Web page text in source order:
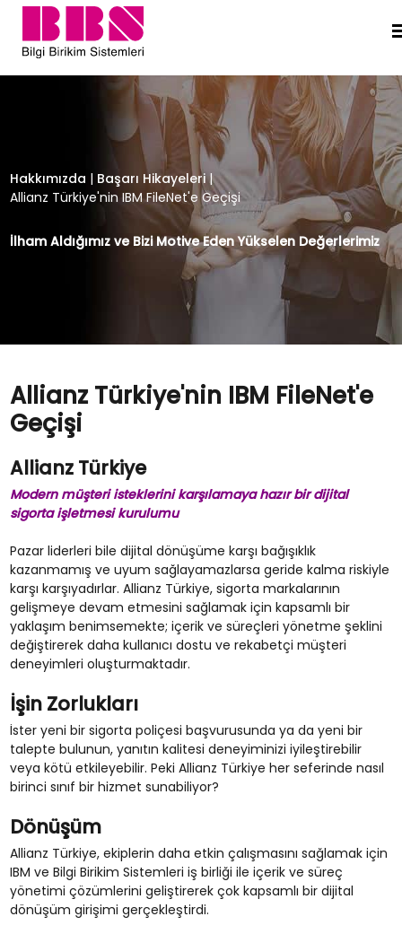
Allianz Türkiye'nin IBM FileNet'e
Hakkımızda | Başarı Hikayeleri|
Allianz Türkiye'nin IBM FileNet'e Geçişi
İlham Aldığımız ve Bizi Motive Eden Yükselen Değerlerimiz
Allianz Türkiye'nin IBM FileNet'e
Geçişi
Allianz Türkiye
Modern müşteri isteklerini karşılamaya hazır bir dijital
sigorta işletmesi kurulumu
Pazar liderleri bile dijital dönüşüme karşı bağışıklık
kazanmamış ve uyum sağlayamazlarsa geride kalma riskiyle
karşı karşıyadırlar. Allianz Türkiye, sigorta markalarının
gelişmeye devam etmesini sağlamak için kapsamlı bir
yaklaşım benimsemekte; içerik ve süreçleri yönetme şeklini
değiştirerek daha kullanıcı dostu ve rekabetçi müşteri
deneyimleri oluşturmaktadır.
İşin Zorlukları
İster yeni bir sigorta poliçesi başvurusunda ya da yeni bir
talepte bulunun, yanıtın kalitesi deneyiminizi iyileştirebilir
veya kötü etkileyebilir. Peki Allianz Türkiye her seferinde nasıl
birinci sınıf bir hizmet sunabiliyor?
Dönüşüm
Allianz Türkiye, ekiplerin daha etkin çalışmasını sağlamak için
IBM ve Bilgi Birikim Sistemleri iş birliği ile içerik ve süreç
yönetimi çözümlerini geliştirerek çok kapsamlı bir dijital
dönüşüm girişimi gerçekleştirdi.